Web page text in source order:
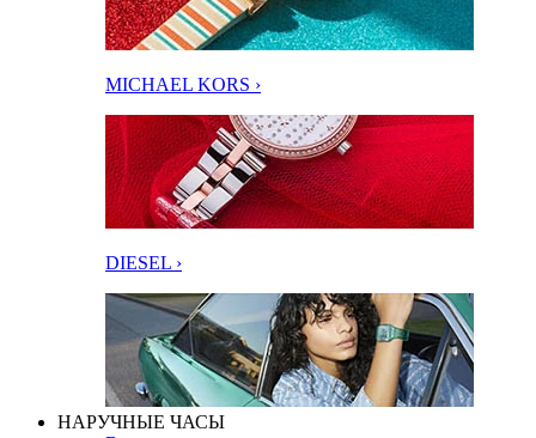
MICHAEL KORS ›
DIESEL ›
НАРУЧНЫЕ ЧАСЫ